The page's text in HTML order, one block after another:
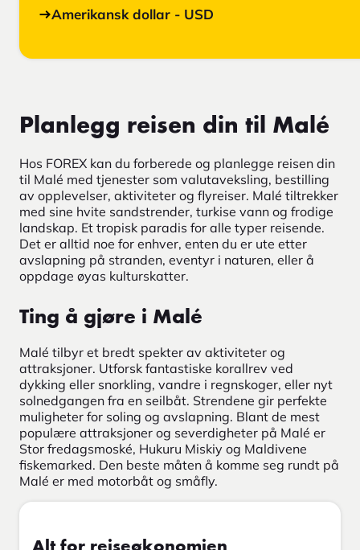
Amerikansk dollar - USD
Planlegg reisen din til Malé
Hos FOREX kan du forberede og planlegge reisen din
til Malé med tjenester som valutaveksling, bestilling
av opplevelser, aktiviteter og flyreiser. Malé tiltrekker
med sine hvite sandstrender, turkise vann og frodige
landskap. Et tropisk paradis for alle typer reisende.
Det er alltid noe for enhver, enten du er ute etter
avslapning på stranden, eventyr i naturen, eller å
oppdage øyas kulturskatter.
Ting å gjøre i Malé
Malé tilbyr et bredt spekter av aktiviteter og
attraksjoner. Utforsk fantastiske korallrev ved
dykking eller snorkling, vandre i regnskoger, eller nyt
solnedgangen fra en seilbåt. Strendene gir perfekte
muligheter for soling og avslapning. Blant de mest
populære attraksjoner og severdigheter på Malé er
Stor fredagsmoské, Hukuru Miskiy og Maldivene
fiskemarked. Den beste måten å komme seg rundt på
Malé er med motorbåt og småfly.